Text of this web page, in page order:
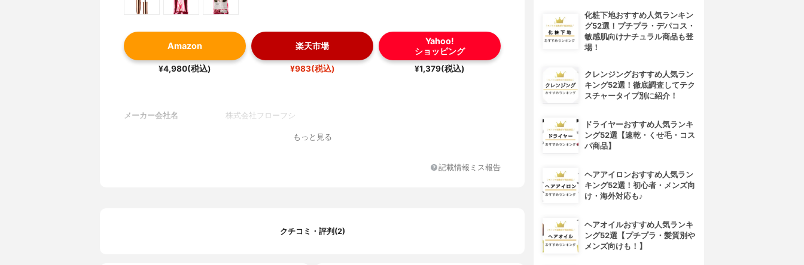
Amazon
¥4,980(税込)
楽天市場
¥983(税込)
Yahoo!
ショッピング
¥1,379(税込)
メーカー会社名 株式会社フローフシ
もっと見る
記載情報ミス報告
クチコミ・評判(2)
化粧下地おすすめ人気ランキン
グ52選！プチプラ・デパコス・
敏感肌向けナチュラル商品も登
場！
クレンジングおすすめ人気ラン
キング52選！徹底調査してテク
スチャータイプ別に紹介！
ドライヤーおすすめ人気ランキ
ング52選【速乾・くせ毛・コス
パ商品】
ヘアアイロンおすすめ人気ラン
キング52選！初心者・メンズ向
け・海外対応も♪
ヘアオイルおすすめ人気ランキ
ング52選【プチプラ・髪質別や
メンズ向けも！】